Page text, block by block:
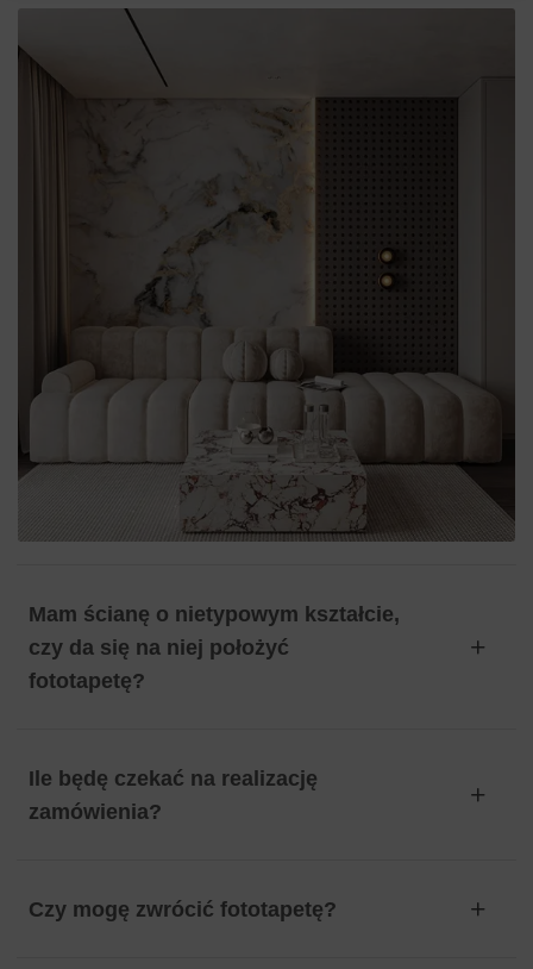
Mam ścianę o nietypowym kształcie,
czy da się na niej położyć
fototapetę?
Ile będę czekać na realizację
zamówienia?
Czy mogę zwrócić fototapetę?